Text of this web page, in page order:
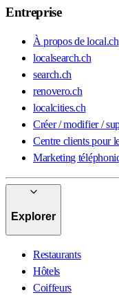
Entreprise
À propos de local.ch
localsearch.ch
search.ch
renovero.ch
localcities.ch
Créer / modifier /
Centre clients pour
Marketing
Explorer
Restaurants
Hôtels
Coiffeurs